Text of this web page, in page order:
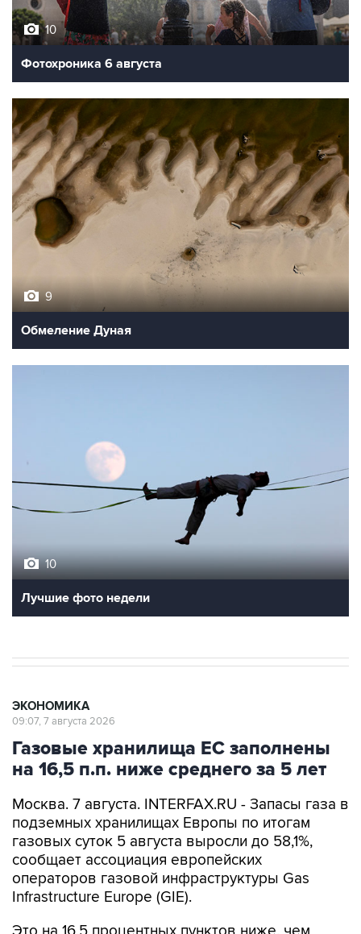
10
Фотохроника 6 августа
9
Обмеление Дуная
10
Лучшие фото недели
ЭКОНОМИКА
09:07, 7 августа 2026
Газовые хранилища ЕС заполнены
на 16,5 п.п. ниже среднего за 5 лет
Москва. 7 августа. INTERFAX.RU - Запасы газа в
подземных хранилищах Европы по итогам
газовых суток 5 августа выросли до 58,1%,
сообщает ассоциация европейских
операторов газовой инфраструктуры Gas
Infrastructure Europe (GIE).